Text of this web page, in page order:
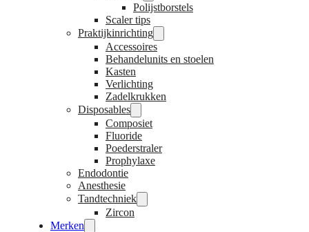
Polijstborstels
Scaler tips
Praktijkinrichting
Accessoires
Behandelunits en stoelen
Kasten
Verlichting
Zadelkrukken
Disposables
Composiet
Fluoride
Poederstraler
Prophylaxe
Endodontie
Anesthesie
Tandtechniek
Zircon
Merken